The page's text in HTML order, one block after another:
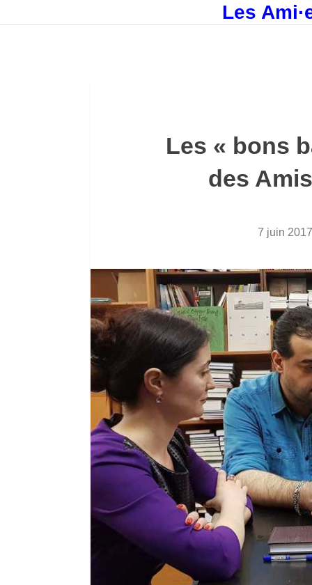
Les
Les « bons
des
7 juin 2017